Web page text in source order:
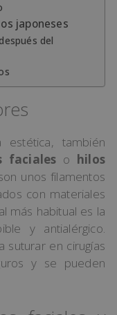
japoneses
del
también
faciales o hilos
unos filamentos
con materiales
más habitual es la
y antialérgico.
suturar en cirugías
y se pueden